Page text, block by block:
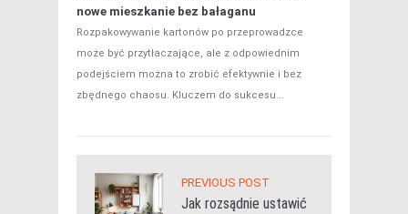
nowe mieszkanie bez bałaganu
Rozpakowywanie kartonów po przeprowadzce
może być przytłaczające, ale z odpowiednim
podejściem można to zrobić efektywnie i bez
zbędnego chaosu. Kluczem do sukcesu...
PREVIOUS POST
Jak rozsądnie ustawić